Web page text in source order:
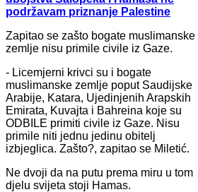
podržavam priznanje Palestine
Zapitao se zašto bogate muslimanske
zemlje nisu primile civile iz Gaze.
- Licemjerni krivci su i bogate
muslimanske zemlje poput Saudijske
Arabije, Katara, Ujedinjenih Arapskih
Emirata, Kuvajta i Bahreina koje su
ODBILE primiti civile iz Gaze. Nisu
primile niti jednu jedinu obitelj
izbjeglica. Zašto?, zapitao se Miletić.
Ne dvoji da na putu prema miru u tom
djelu svijeta stoji Hamas.